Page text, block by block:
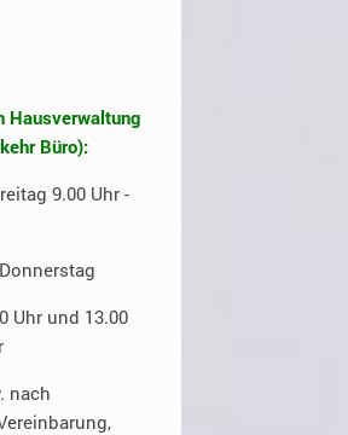
Hausverwaltung
Büro):
9.00 Uhr -
Uhr und 13.00
nach